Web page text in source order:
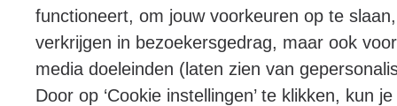
functioneert, om jouw voorkeuren op te
verkrijgen in bezoekersgedrag, maar ook
media doeleinden (laten zien van
Door op ‘Cookie instellingen’ te klikken, kun